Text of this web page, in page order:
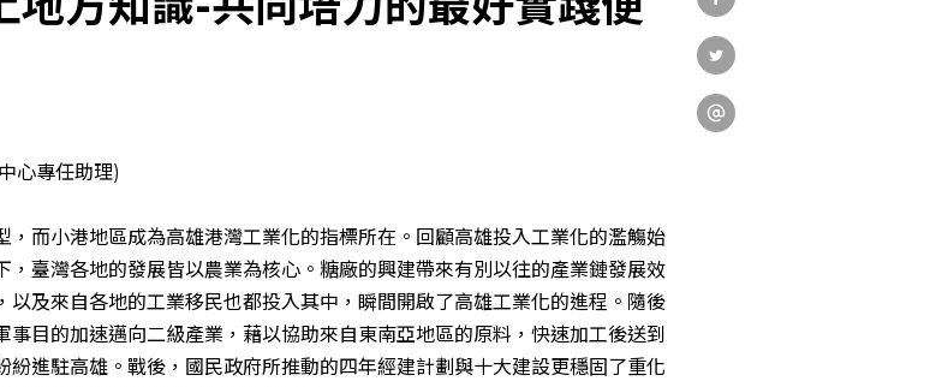
Research
心專任助理)
而小港地區成為高雄港灣工業化的指標所在。回顧高雄投入工業化的濫觴始
臺灣各地的發展皆以農業為核心。糖廠的興建帶來有別以往的產業鏈發展效
及來自各地的工業移民也都投入其中，瞬間開啟了高雄工業化的進程。隨後
事目的加速邁向二級產業，藉以協助來自東南亞地區的原料，快速加工後送到
進駐高雄。戰後，國民政府所推動的四年經建計劃與十大建設更穩固了重化